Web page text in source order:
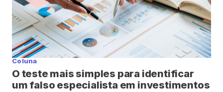
Coluna
O teste mais simples para identificar
um falso especialista em investimentos